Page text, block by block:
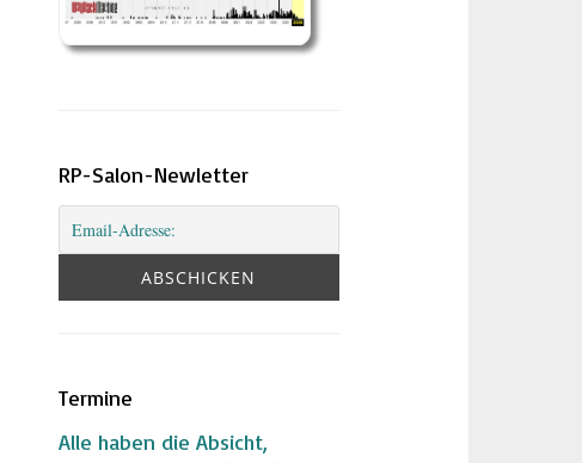
RP-Salon-Newletter
Termine
Alle haben die Absicht,